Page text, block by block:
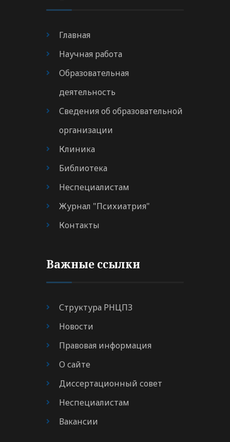
Главная
Научная работа
Образовательная
деятельность
Сведения об образовательной
организации
Клиника
Библиотека
Неспециалистам
Журнал "Психиатрия"
Контакты
Важные ссылки
Структура РНЦПЗ
Новости
Правовая информация
О сайте
Диссертационный совет
Неспециалистам
Вакансии